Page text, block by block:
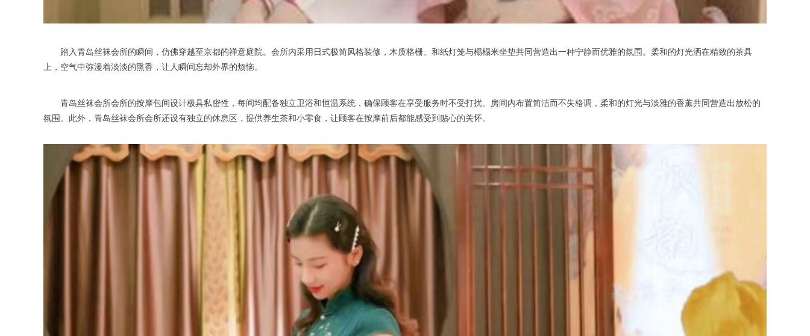
踏入青岛丝袜会所的瞬间，仿佛穿越至京都的禅意庭院。会所内采用日式极简风格装修，木质格栅、和纸灯笼与榻榻米坐垫共同营造出一种宁静而优雅的氛围。柔和的灯光洒在精致的茶具
上，空气中弥漫着淡淡的熏香，让人瞬间忘却外界的烦恼。
青岛丝袜会所会所的按摩包间设计极具私密性，每间均配备独立卫浴和恒温系统，确保顾客在享受服务时不受打扰。房间内布置简洁而不失格调，柔和的灯光与淡雅的香薰共同营造出放松的
氛围。此外，青岛丝袜会所会所还设有独立的休息区，提供养生茶和小零食，让顾客在按摩前后都能感受到贴心的关怀。